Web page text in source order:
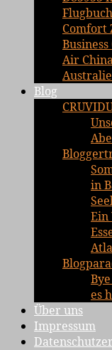
Comfort
Air
Blog
in
Ein
es
Über uns
Impressum